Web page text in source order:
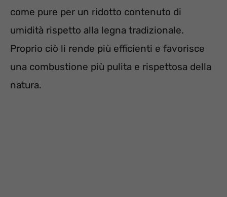
come pure per un ridotto contenuto di
umidità rispetto alla legna tradizionale.
Proprio ciò li rende più efficienti e favorisce
una combustione più pulita e rispettosa della
natura.